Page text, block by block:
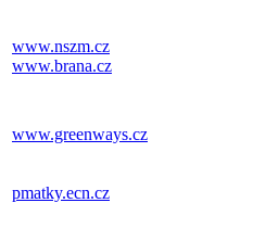
www.nszm.cz
www.brana.cz
www.greenways.cz
pmatky.ecn.cz